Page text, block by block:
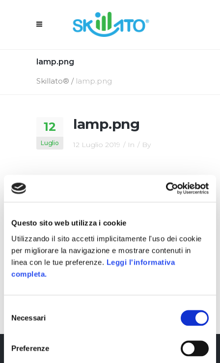
Questo sito web utilizza i cookie
Utilizzando il sito accetti implicitamente l'uso dei cookie
per migliorare la navigazione e mostrare contenuti in
linea con le tue preferenze. Leggi l'informativa
completa.
delNecessari
Preferenze
lamp.png
Skillato® / lamp.png
12
Luglio
lamp.png
12 Luglio 2019 In By